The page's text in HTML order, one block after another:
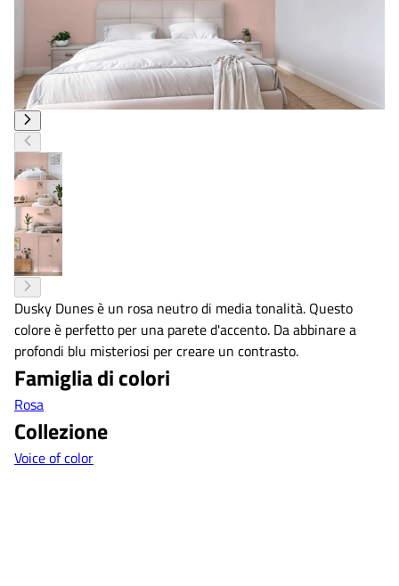
Dusky Dunes è un rosa neutro di media tonalità. Questo
colore è perfetto per una parete d'accento. Da abbinare a
profondi blu misteriosi per creare un contrasto.
Famiglia di colori
Rosa
Collezione
Voice of color